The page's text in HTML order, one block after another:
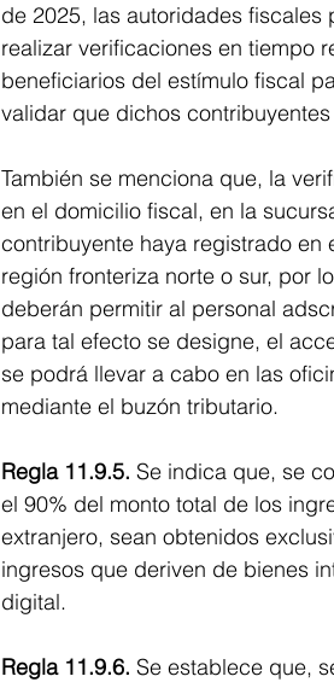
de 2025, las autoridades
realizar verificaciones en tiempo
beneficiarios del estímulo fiscal
validar que dichos
También se menciona que, la
en el domicilio fiscal, en la
contribuyente haya registrado
región fronteriza norte o sur, por
deberán permitir al personal
para tal efecto se designe, el
se podrá llevar a cabo en las
mediante el buzón tributario.
Regla 11.9.5. Se indica que, se
el 90% del monto total de los
extranjero, sean obtenidos
ingresos que deriven de bienes
digital.
Regla 11.9.6. Se establece que,